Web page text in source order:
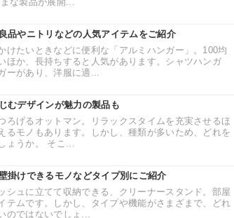
品やニトリなどの人気アイテムをご紹介
けたいときなどに便利な「アルミハンガー」。100均
ほか、長持ちすると人気があります。シャツハンガ
ーがあり、洋服に適...
むデザインが魅力の製品も
ろげるオットマン。リラックスタイムを充実させるほ
るモノもあります。しかし、種類が多いため、どれを
ょうか。 そこ...
掛けできるモノなどタイプ別にご紹介
シュに立てて収納できる、クリーナースタンド。部屋
テムです。しかし、タイプや機能がさまざまで、どれ
のではないでしょ...